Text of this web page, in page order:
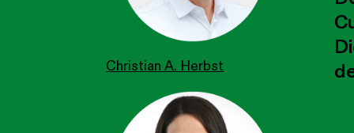
Christian A. Herbst